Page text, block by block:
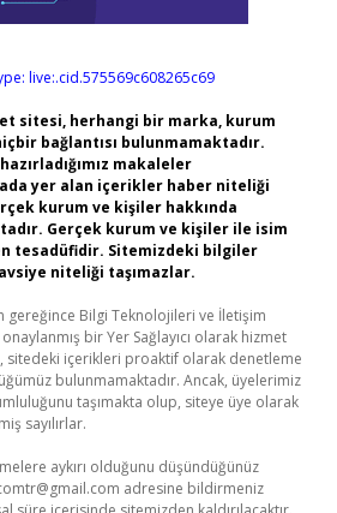
live:.cid.575569c608265c69
sitesi, herhangi bir marka, kurum
bağlantısı bulunmamaktadır.
makaleler
yer alan içerikler haber niteliği
kurum ve kişiler hakkında
Gerçek kurum ve kişiler ile isim
tesadüfidir. Sitemizdeki bilgiler
niteliği taşımazlar.
gereğince Bilgi Teknolojileri ve İletişim
bir Yer Sağlayıcı olarak hizmet
sitedeki içerikleri proaktif olarak denetleme
bulunmamaktadır. Ancak, üyelerimiz
taşımakta olup, siteye üye olarak
sayılırlar.
aykırı olduğunu düşündüğünüz
adresine bildirmeniz